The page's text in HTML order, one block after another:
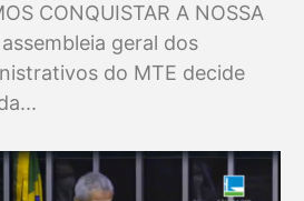
CONQUISTAR A NOSSA
geral dos
do MTE decide